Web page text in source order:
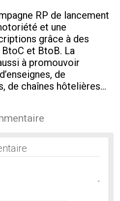
RP de lancement
et une
grâce à des
et BtoB. La
à promouvoir
de
de chaînes hôtelières…